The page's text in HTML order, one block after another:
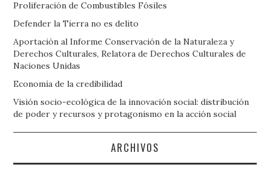
Proliferación de Combustibles Fósiles
Defender la Tierra no es delito
Aportación al Informe Conservación de la Naturaleza y
Derechos Culturales, Relatora de Derechos Culturales de
Naciones Unidas
Economía de la credibilidad
Visión socio-ecológica de la innovación social: distribución
de poder y recursos y protagonismo en la acción social
ARCHIVOS